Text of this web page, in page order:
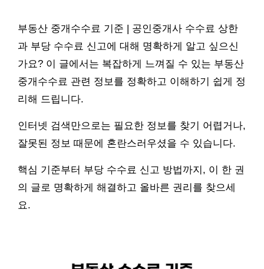
부동산 중개수수료 기준 | 공인중개사 수수료 상한
과 부당 수수료 신고에 대해 명확하게 알고 싶으신
가요? 이 글에서는 복잡하게 느껴질 수 있는 부동산
중개수수료 관련 정보를 정확하고 이해하기 쉽게 정
리해 드립니다.
인터넷 검색만으로는 필요한 정보를 찾기 어렵거나,
잘못된 정보 때문에 혼란스러우셨을 수 있습니다.
핵심 기준부터 부당 수수료 신고 방법까지, 이 한 권
의 글로 명확하게 해결하고 올바른 권리를 찾으세
요.